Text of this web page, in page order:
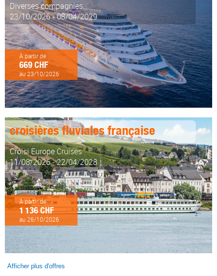
Diverses compagnies
23/10/2026 - 08/04/2029
À partir de
669 CHF
au 23/10/2026
croisières fluviales française
Croisi Europe Cruises
11/08/2026 - 22/04/2028
À partir de
1 136 CHF
au 26/10/2026
Afficher plus d'offres